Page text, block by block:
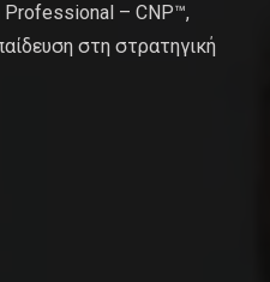
Professional – CNP™,
στη στρατηγική